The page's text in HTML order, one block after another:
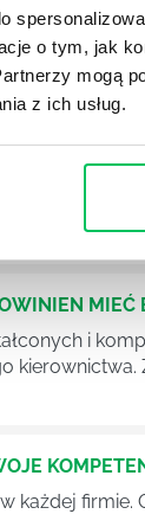
o tym, jak
mogą
z ich usług.
W
to
(i
raz się z
MIEĆ
i
każdej firmie.